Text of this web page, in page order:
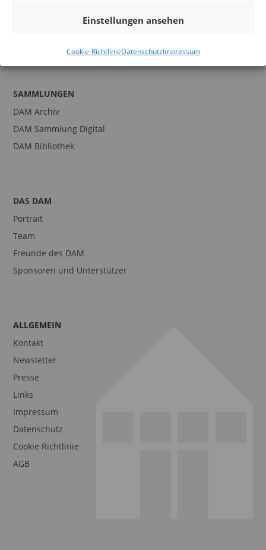
Einstellungen ansehen
Cookie-RichtlinieDatenschutzImpressum
SAMMLUNGEN
DAM Archiv
DAM Sammlung Digital
DAM Bibliothek
DAS DAM
Portrait
Team
Freunde des DAM
Sponsoren und Unterstützer
ALLGEMEIN
Kontakt
Newsletter
Presse
Links
Impressum
Datenschutz
Cookie Richtlinie
AGB